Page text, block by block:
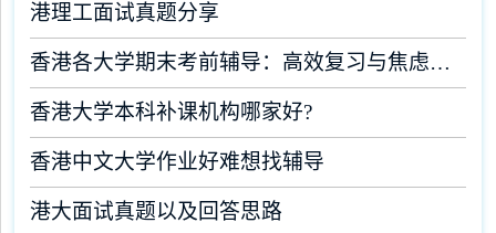
港理工面试真题分享
香港各大学期末考前辅导：高效复习与焦虑缓解全攻略
香港大学本科补课机构哪家好?
香港中文大学作业好难想找辅导
港大面试真题以及回答思路